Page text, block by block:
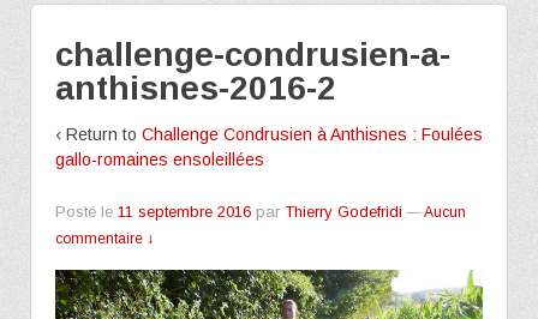
challenge-condrusien-a-
anthisnes-2016-2
‹ Return to Challenge Condrusien à Anthisnes : Foulées
gallo-romaines ensoleillées
Posté le 11 septembre 2016 par Thierry Godefridi —Aucun
commentaire ↓